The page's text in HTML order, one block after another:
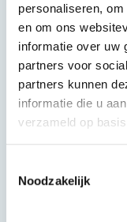
personaliseren,
en om ons
informatie over uw
partners voor
partners kunnen
informatie die u
verzameld op
Noodzakelijk
Aanmelden